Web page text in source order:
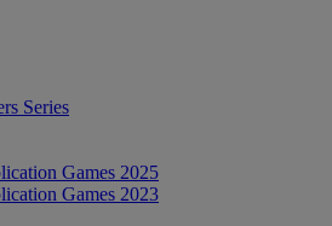
Series
Games 2025
Games 2023